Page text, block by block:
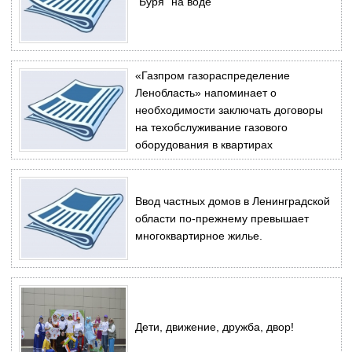
«Газпром газораспределение
Ленобласть» напоминает о
необходимости заключать договоры
на техобслуживание газового
оборудования в квартирах
Ввод частных домов в Ленинградской
области по-прежнему превышает
многоквартирное жилье.
Дети, движение, дружба, двор!